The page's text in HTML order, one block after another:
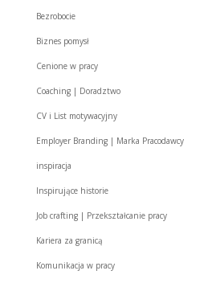
Bezrobocie
Biznes pomysł
Cenione w pracy
Coaching | Doradztwo
CV i List motywacyjny
Employer Branding | Marka Pracodawcy
inspiracja
Inspirujące historie
Job crafting | Przekształcanie pracy
Kariera za granicą
Komunikacja w pracy